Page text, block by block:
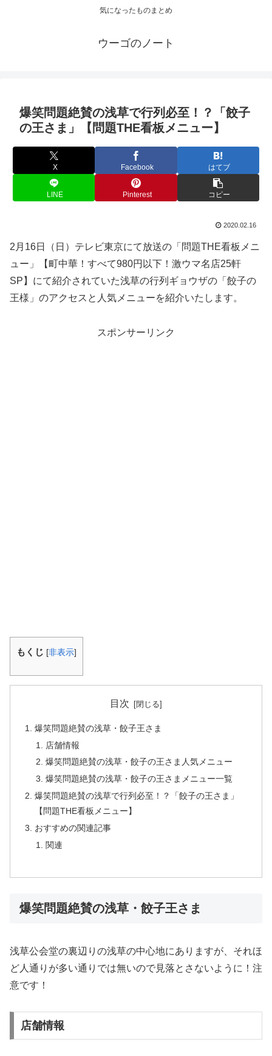
気になったものまとめ
ウーゴのノート
爆笑問題絶賛の浅草で行列必至！？「餃子
の王さま」【問題THE看板メニュー】
X Facebook はてブ
LINE Pinterest コピー
2020.02.16
2月16日（日）テレビ東京にて放送の「問題THE看板メニ
ュー」【町中華！すべて980円以下！激ウマ名店25軒
SP】にて紹介されていた浅草の行列ギョウザの「餃子の
王様」のアクセスと人気メニューを紹介いたします。
スポンサーリンク
もくじ [非表示]
目次
爆笑問題絶賛の浅草・餃子王さま
店舗情報
爆笑問題絶賛の浅草・餃子の王さま人気メニュー
爆笑問題絶賛の浅草・餃子の王さまメニュー一覧
爆笑問題絶賛の浅草で行列必至！？「餃子の王さま」
【問題THE看板メニュー】
おすすめの関連記事
関連
爆笑問題絶賛の浅草・餃子王さま
浅草公会堂の裏辺りの浅草の中心地にありますが、それほ
ど人通りが多い通りでは無いので見落とさないように！注
意です！
店舗情報